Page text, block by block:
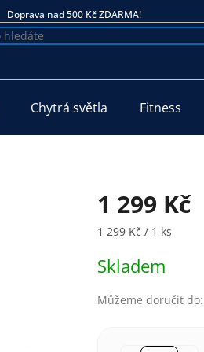
Doprava nad 500 Kč ZDARMA!
Chytrá světla Fitness
1 299 Kč
Měrná cena:
1 299 Kč / 1 ks
Skladem
Můžeme doručit do: